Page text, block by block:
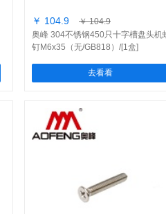
￥ 104.9
￥ 104.9
奥峰 304不锈钢450只十字槽盘头机
钉M6x35（无/GB818）/[1盒]
去看看